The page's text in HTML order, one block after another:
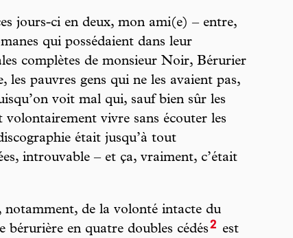
jours-ci en deux, mon ami(e) – entre,
qui possédaient dans leur
complètes de monsieur Noir, Bérurier
les pauvres gens qui ne les avaient pas,
voit mal qui, sauf bien sûr les
volontairement vivre sans écouter les
était jusqu’à tout
introuvable – et ça, vraiment, c’était
notamment, de la volonté intacte du
bérurière en quatre doubles cédés2
est